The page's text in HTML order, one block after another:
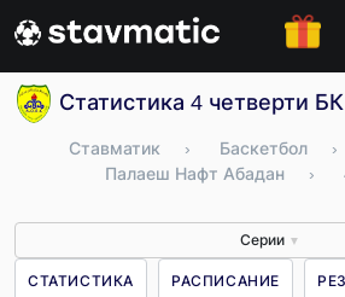
Статистика 4 четверти
Ставматик › Баскетбол ›
Палаеш Нафт Абадан
›
Серии ▼
СТАТИСТИКА РАСПИСАНИЕ